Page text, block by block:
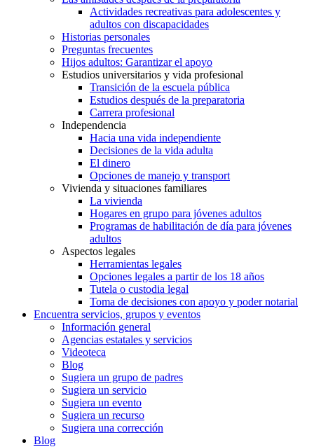
Actividades recreativas para adolescentes y
adultos con discapacidades
Historias personales
Preguntas frecuentes
Hijos adultos: Garantizar el apoyo
Estudios universitarios y vida profesional
Transición de la escuela pública
Estudios después de la preparatoria
Carrera profesional
Independencia
Hacia una vida independiente
Decisiones de la vida adulta
El dinero
Opciones de manejo y transport
Vivienda y situaciones familiares
La vivienda
Hogares en grupo para jóvenes adultos
Programas de habilitación de día para jóvenes
adultos
Aspectos legales
Herramientas legales
Opciones legales a partir de los 18 años
Tutela o custodia legal
Toma de decisiones con apoyo y poder notarial
Encuentra servicios, grupos y eventos
Información general
Agencias estatales y servicios
Videoteca
Blog
Sugiera un grupo de padres
Sugiera un servicio
Sugiera un evento
Sugiera un recurso
Sugiera una corrección
Blog